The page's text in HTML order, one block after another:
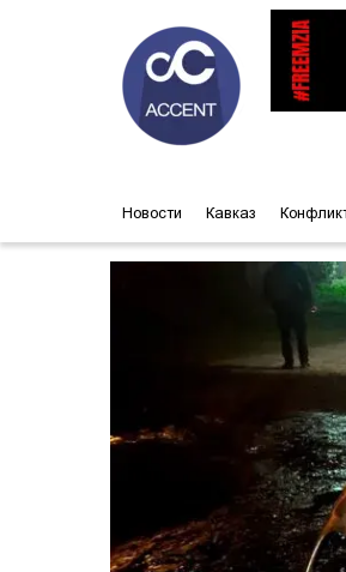
Новости Кавказ